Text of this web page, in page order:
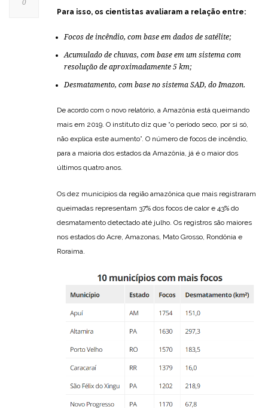
Para isso, os cientistas avaliaram a relação entre:
Focos de incêndio, com base em dados de satélite;
Acumulado de chuvas, com base em um sistema com
resolução de aproximadamente 5 km;
Desmatamento, com base no sistema SAD, do Imazon.
De acordo com o novo relatório, a Amazônia está queimando
mais em 2019. O instituto diz que “o período seco, por si só,
não explica este aumento”. O número de focos de incêndio,
para a maioria dos estados da Amazônia, já é o maior dos
últimos quatro anos.
Os dez municípios da região amazônica que mais registraram
queimadas representam 37% dos focos de calor e 43% do
desmatamento detectado até julho. Os registros são maiores
nos estados do Acre, Amazonas, Mato Grosso, Rondônia e
Roraima.
0